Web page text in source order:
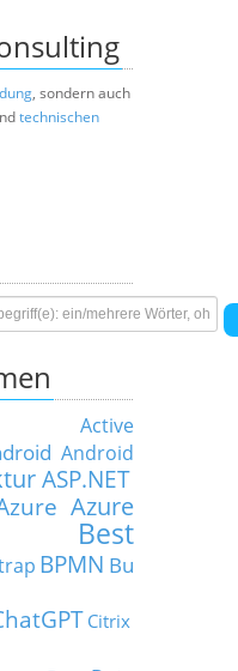
, sondern auch
technischen
Active
Android
ASP.NET
Azure
Best
BPMN Bu
Citrix